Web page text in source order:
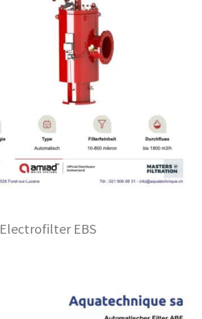
Electrofilter EBS